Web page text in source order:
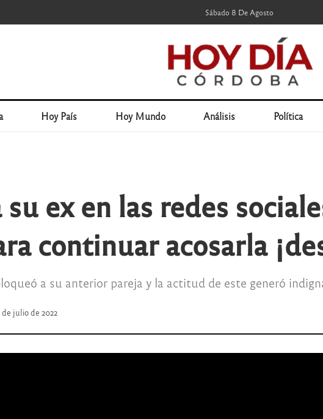
Sábado 8 De Agosto
Hoy País Hoy Mundo Análisis Política
ex en las redes
continuar acosarla
a su anterior pareja y la actitud de este generó
de julio de 2022